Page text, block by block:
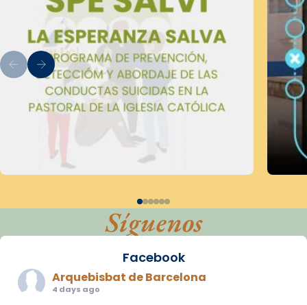
Síguenos
Facebook
Arquebisbat de Barcelona
4 days ago